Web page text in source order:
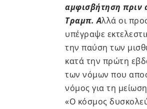
αμφισβήτηση πριν
Τραμπ. Αλλά οι
υπέγραψε
την παύση των
κατά την πρώτη
των νόμων που
νόμος για τη
«Ο κόσμος